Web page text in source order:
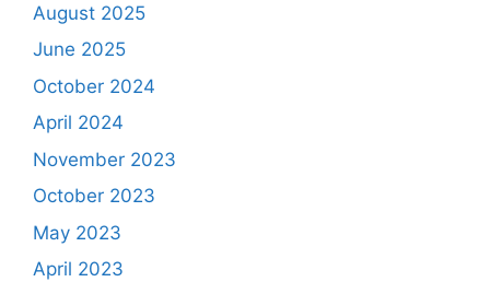
August 2025
June 2025
October 2024
April 2024
November 2023
October 2023
May 2023
April 2023